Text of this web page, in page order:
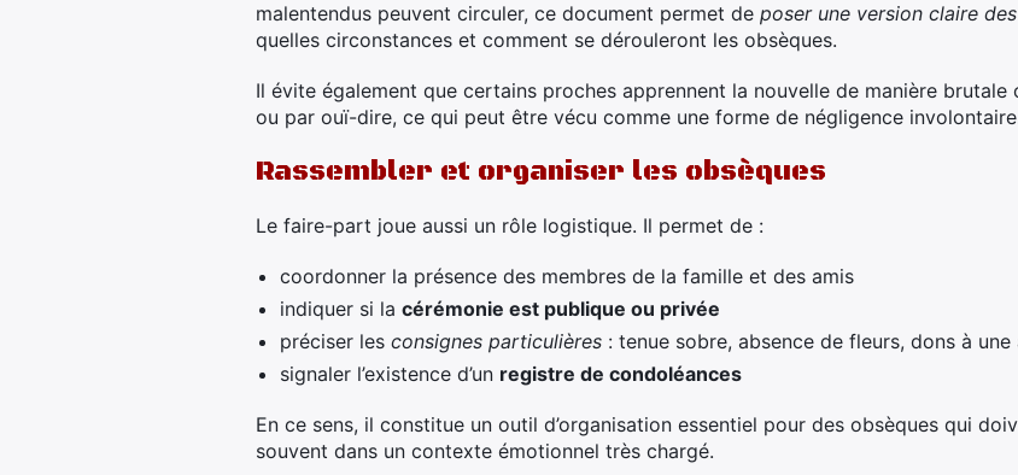
malentendus peuvent circuler, ce document permet de poser une version claire
quelles circonstances et comment se dérouleront les obsèques.
Il évite également que certains proches apprennent la nouvelle de manière
ou par ouï-dire, ce qui peut être vécu comme une forme de négligence
Rassembler et organiser les obsèques
Le faire-part joue aussi un rôle logistique. Il permet de :
coordonner la présence des membres de la famille et des amis
indiquer si la cérémonie est publique ou privée
préciser les consignes particulières : tenue sobre, absence de fleurs, dons à
signaler l’existence d’un registre de condoléances
En ce sens, il constitue un outil d’organisation essentiel pour des obsèques qui
souvent dans un contexte émotionnel très chargé.